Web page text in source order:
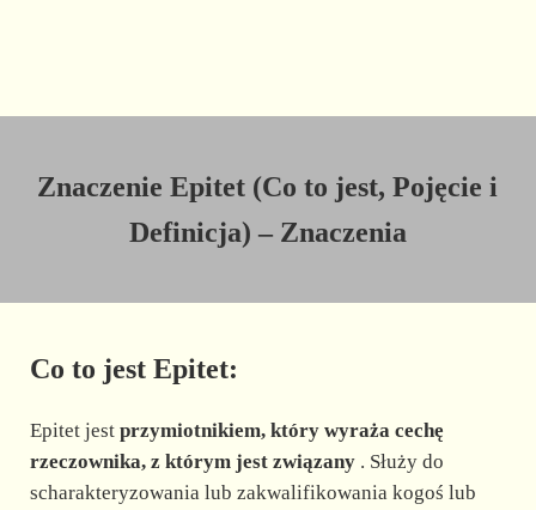
Znaczenie Epitet (Co to jest, Pojęcie i
Definicja) – Znaczenia
Co to jest Epitet:
Epitet jest przymiotnikiem, który wyraża cechę
rzeczownika, z którym jest związany. Służy do
scharakteryzowania lub zakwalifikowania kogoś lub